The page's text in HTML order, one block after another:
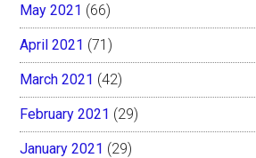
May 2021 (66)
April 2021 (71)
March 2021 (42)
February 2021 (29)
January 2021 (29)